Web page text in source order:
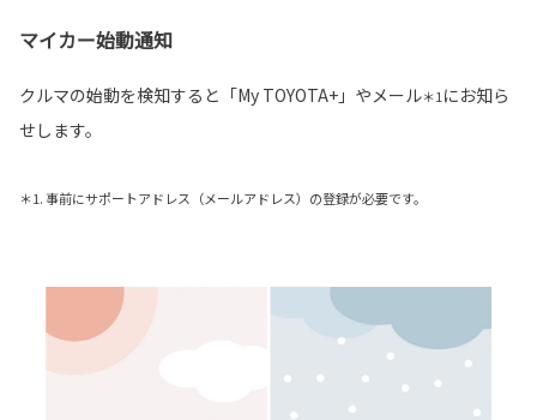
マイカー始動通知
クルマの始動を検知すると「My TOYOTA+」やメール＊1 にお知ら
せします。
＊1. 事前にサポートアドレス（メールアドレス）の登録が必要です。